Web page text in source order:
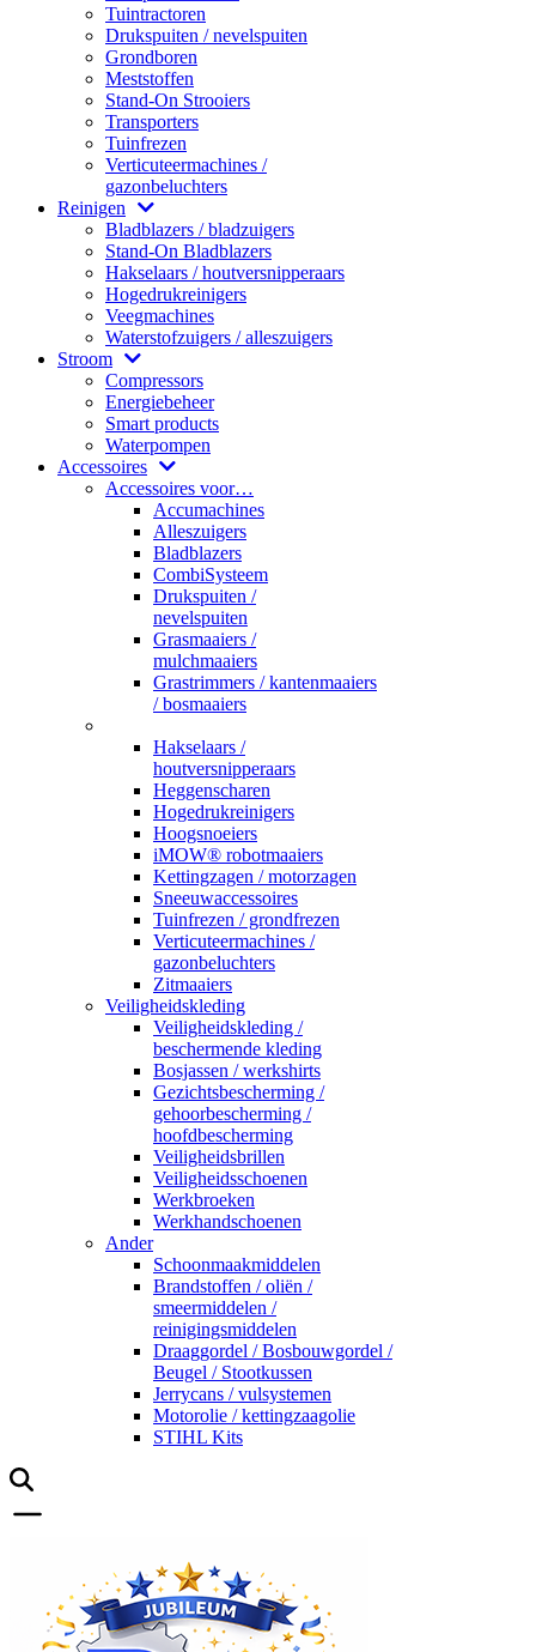
Tuintractoren
Drukspuiten / nevelspuiten
Grondboren
Meststoffen
Stand-On Strooiers
Transporters
Tuinfrezen
Verticuteermachines /
gazonbeluchters
Reinigen
Bladblazers / bladzuigers
Stand-On Bladblazers
Hakselaars / houtversnipperaars
Hogedrukreinigers
Veegmachines
Waterstofzuigers / alleszuigers
Stroom
Compressors
Energiebeheer
Smart products
Waterpompen
Accessoires
Accessoires voor…
Accumachines
Alleszuigers
Bladblazers
CombiSysteem
Drukspuiten /
nevelspuiten
Grasmaaiers /
mulchmaaiers
Grastrimmers / kantenmaaiers
/ bosmaaiers
Hakselaars /
houtversnipperaars
Heggenscharen
Hogedrukreinigers
Hoogsnoeiers
iMOW® robotmaaiers
Kettingzagen / motorzagen
Sneeuwaccessoires
Tuinfrezen / grondfrezen
Verticuteermachines /
gazonbeluchters
Zitmaaiers
Veiligheidskleding
Veiligheidskleding /
beschermende kleding
Bosjassen / werkshirts
Gezichtsbescherming /
gehoorbescherming /
hoofdbescherming
Veiligheidsbrillen
Veiligheidsschoenen
Werkbroeken
Werkhandschoenen
Ander
Schoonmaakmiddelen
Brandstoffen / oliën /
smeermiddelen /
reinigingsmiddelen
Draaggordel / Bosbouwgordel /
Beugel / Stootkussen
Jerrycans / vulsystemen
Motorolie / kettingzaagolie
STIHL Kits